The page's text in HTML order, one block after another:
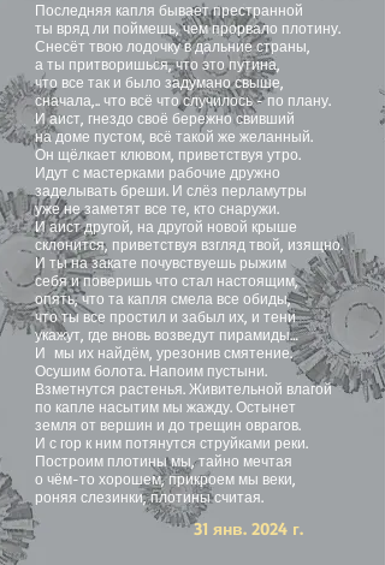
Последняя капля бывает престранной
ты вряд ли поймешь, чем прорвало плотину.
Снесёт твою лодочку в дальние страны,
а ты притворишься, что это путина,
что все так и было задумано свыше,
сначала,.. что всё что случилось - по плану.
И аист, гнездо своё бережно свивший
на доме пустом, всё такой же желанный.
Он щёлкает клювом, приветствуя утро.
Идут с мастерками рабочие дружно
заделывать бреши. И слёз перламутры
уже не заметят все те, кто снаружи.
И аист другой, на другой новой крыше
склонится, приветствуя взгляд твой, изящно.
И ты на закате почувствуешь рыжим
себя и поверишь что стал настоящим,
опять, что та капля смела все обиды,
что ты все простил и забыл их, и тени
укажут, где вновь возведут пирамиды…
И мы их найдём, урезонив смятение.
Осушим болота. Напоим пустыни.
Взметнутся растенья. Живительной влагой
по капле насытим мы жажду. Остынет
земля от вершин и до трещин оврагов.
И с гор к ним потянутся струйками реки.
Построим плотины мы, тайно мечтая
о чём-то хорошем, прикроем мы веки,
роняя слезинки, плотины считая.
31 янв. 2024 г.